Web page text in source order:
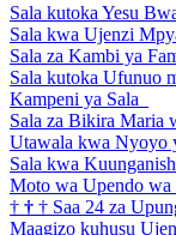
Sala kutoka Yesu
Sala kwa Ujenzi
Sala za Kambi ya
Sala kutoka Ufunuo
Kampeni ya Sala
Sala za Bikira Maria
Utawala kwa Nyoyo
Sala kwa
Moto wa Upendo
† † † Saa 24 za
Maagizo kuhusu